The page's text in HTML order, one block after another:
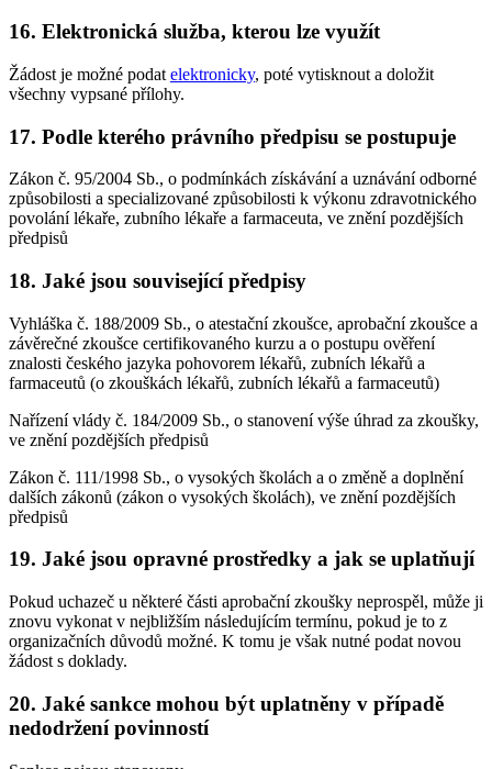
16. Elektronická služba, kterou lze využít
Žádost je možné podat elektronicky, poté vytisknout a doložit
všechny vypsané přílohy.
17. Podle kterého právního předpisu se postupuje
Zákon č. 95/2004 Sb., o podmínkách získávání a uznávání odborné
způsobilosti a specializované způsobilosti k výkonu zdravotnického
povolání lékaře, zubního lékaře a farmaceuta, ve znění pozdějších
předpisů
18. Jaké jsou související předpisy
Vyhláška č. 188/2009 Sb., o atestační zkoušce, aprobační zkoušce a
závěrečné zkoušce certifikovaného kurzu a o postupu ověření
znalosti českého jazyka pohovorem lékařů, zubních lékařů a
farmaceutů (o zkouškách lékařů, zubních lékařů a farmaceutů)
Nařízení vlády č. 184/2009 Sb., o stanovení výše úhrad za zkoušky,
ve znění pozdějších předpisů
Zákon č. 111/1998 Sb., o vysokých školách a o změně a doplnění
dalších zákonů (zákon o vysokých školách), ve znění pozdějších
předpisů
19. Jaké jsou opravné prostředky a jak se uplatňují
Pokud uchazeč u některé části aprobační zkoušky neprospěl, může ji
znovu vykonat v nejbližším následujícím termínu, pokud je to z
organizačních důvodů možné. K tomu je však nutné podat novou
žádost s doklady.
20. Jaké sankce mohou být uplatněny v případě
nedodržení povinností